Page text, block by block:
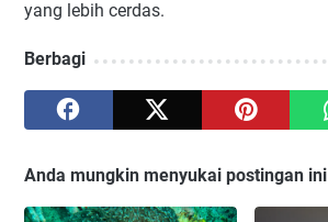
yang lebih cerdas.
Berbagi
Anda mungkin menyukai postingan ini